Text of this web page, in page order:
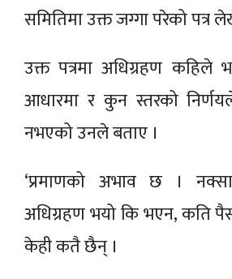
समितिमा उक्त जग्गा परेको पत्र
उक्त पत्रमा अधिग्रहण कहिले
आधारमा र कुन स्तरको
नभएको उनले बताए ।
‘प्रमाणको अभाव छ ।
अधिग्रहण भयो कि भएन, कति
केहीकतै छैन् ।